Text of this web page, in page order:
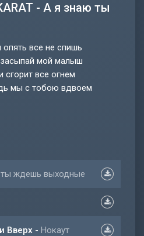
- А я знаю ты
все не спишь
мой малыш
сгорит все огнем
мы с тобою вдвоем
ждешь выходные
Вверх - Нокаут